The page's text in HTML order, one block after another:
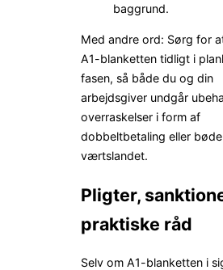
baggrund.
Med andre ord: Sørg for
A1-blanketten tidligt i
fasen, så både du og din
arbejdsgiver undgår
overraskelser i form af
dobbeltbetaling eller
værtslandet.
Pligter,
praktiske råd
Selv om A1-blanketten i